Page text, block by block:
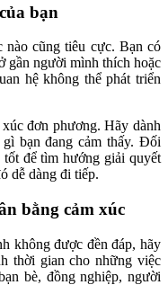
bạn
nào cũng tiêu cực. Bạn có
gần người mình thích hoặc
hệ không thể phát triển
đơn phương. Hãy dành
bạn đang cảm thấy. Đối
để tìm hướng giải quyết
dễ dàng đi tiếp.
bằng cảm xúc
không được đền đáp, hãy
thời gian cho những việc
bè, đồng nghiệp, người